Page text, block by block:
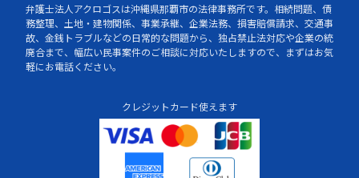
弁護士法人アクロゴスは沖縄県那覇市の法律事務所です。相続問題、債
務整理、土地・建物関係、事業承継、企業法務、損害賠償請求、交通事
故、金銭トラブルなどの日常的な問題から、独占禁止法対応や企業の統
廃合まで、幅広い民事案件のご相談に対応いたしますので、まずはお気
軽にお電話ください。
クレジットカード使えます